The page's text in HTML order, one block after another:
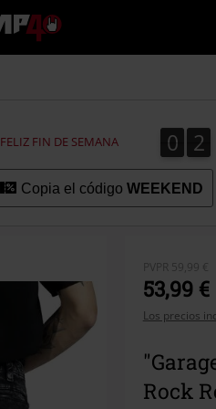
EMP
-
Música,
Merch
Ropa
Alternativa
FELIZ FIN DE SEMANA 0
0 2
2
Copia el código WEEKEND
PVPR 59,99 €
53,99 €
Los precios
Rock